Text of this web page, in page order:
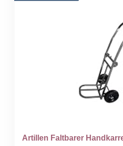
Artillen Faltbarer